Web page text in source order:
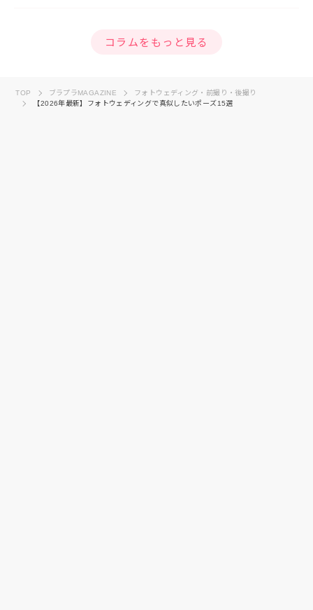
コラムをもっと見る
TOP ブラプラMAGAZINE
フォトウェディング・前撮り・後撮り
【2026年最新】フォトウェディングで真似したいポーズ15選